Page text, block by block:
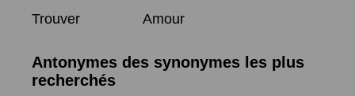
Trouver
Amour
Antonymes des synonymes les plus
recherchés